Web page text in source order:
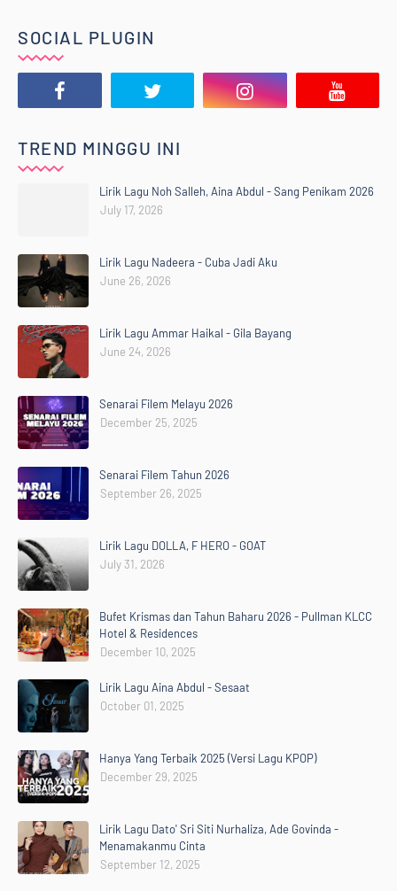
SOCIAL PLUGIN
TREND MINGGU INI
Lirik Lagu Noh Salleh, Aina Abdul - Sang Penikam 2026
July 17, 2026
Lirik Lagu Nadeera - Cuba Jadi Aku
June 26, 2026
Lirik Lagu Ammar Haikal - Gila Bayang
June 24, 2026
Senarai Filem Melayu 2026
December 25, 2025
Senarai Filem Tahun 2026
September 26, 2025
Lirik Lagu DOLLA, F HERO - GOAT
July 31, 2026
Bufet Krismas dan Tahun Baharu 2026 - Pullman KLCC
Hotel & Residences
December 10, 2025
Lirik Lagu Aina Abdul - Sesaat
October 01, 2025
Hanya Yang Terbaik 2025 (Versi Lagu KPOP)
December 29, 2025
Lirik Lagu Dato' Sri Siti Nurhaliza, Ade Govinda -
Menamakanmu Cinta
September 12, 2025